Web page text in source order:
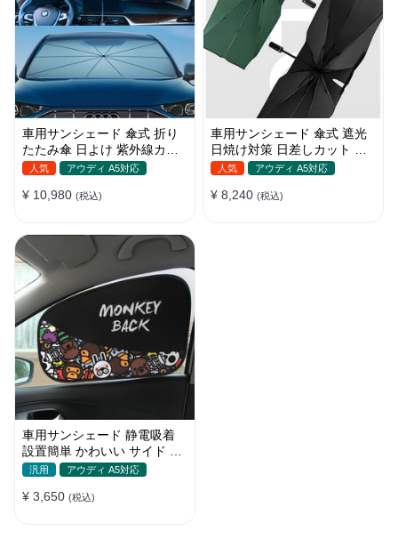
車用サンシェード 傘式 折り
たたみ傘 日よけ 紫外線カッ
ト 車保護 車種汎用 収納便利
人気 アウディ A5対応
¥ 10,980 (税込)
車用サンシェード 傘式 遮光
日焼け対策 日差しカット 断
熱 遮光 窓ガラスブレーカー
バッグ付き 便利グッズ 環境
人気 アウディ A5対応
¥ 8,240 (税込)
車用サンシェード 静電吸着
設置簡単 かわいい サイド ブ
ラインド 日除け 遮光 遮熱 プ
汎用 アウディ A5対応
¥ 3,650 (税込)